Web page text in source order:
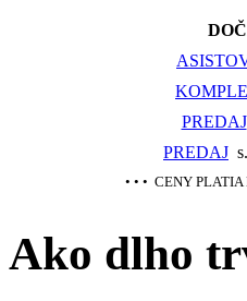
PREDAJ
PREDAJ
• • • CENY PLATIA DO
Ako dlho